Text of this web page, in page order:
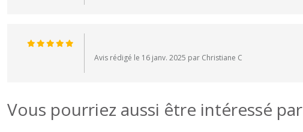
Avis rédigé le 16 janv. 2025 par Christiane C
Vous pourriez aussi être intéressé par